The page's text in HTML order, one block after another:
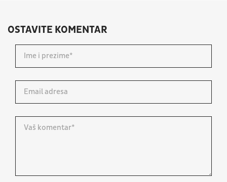
OSTAVITE KOMENTAR